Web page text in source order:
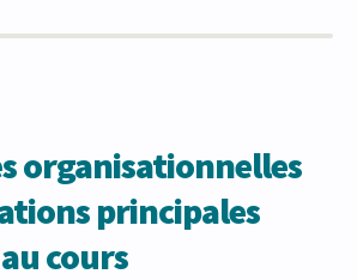
organisationnelles
principales
cours